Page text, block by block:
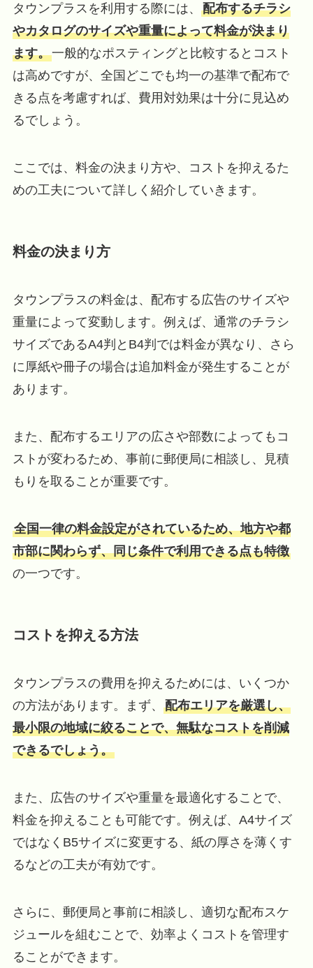
タウンプラスを利用する際には、 配布するチラシ
やカタログのサイズや重量によって料金が決まり
ます。一般的なポスティングと比較するとコスト
は高めですが、全国どこでも均一の基準で配布で
きる点を考慮すれば、費用対効果は十分に見込め
るでしょう。
ここでは、料金の決まり方や、コストを抑えるた
めの工夫について詳しく紹介していきます。
料金の決まり方
タウンプラスの料金は、配布する広告のサイズや
重量によって変動します。例えば、通常のチラシ
サイズであるA4判とB4判では料金が異なり、さら
に厚紙や冊子の場合は追加料金が発生することが
あります。
また、配布するエリアの広さや部数によってもコ
ストが変わるため、事前に郵便局に相談し、見積
もりを取ることが重要です。
全国一律の料金設定がされているため、地方や都
市部に関わらず、同じ条件で利用できる点も特徴
の一つです。
コストを抑える方法
タウンプラスの費用を抑えるためには、いくつか
の方法があります。まず、 配布エリアを厳選し、
最小限の地域に絞ることで、無駄なコストを削減
できるでしょう。
また、広告のサイズや重量を最適化することで、
料金を抑えることも可能です。例えば、A4サイズ
ではなくB5サイズに変更する、紙の厚さを薄くす
るなどの工夫が有効です。
さらに、郵便局と事前に相談し、適切な配布スケ
ジュールを組むことで、効率よくコストを管理す
ることができます。